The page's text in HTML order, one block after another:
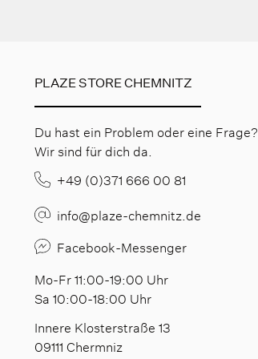
PLAZE STORE CHEMNITZ
Du hast ein Problem oder eine Frage?
Wir sind für dich da.
+49 (0)371 666 00 81
info@plaze-chemnitz.de
Facebook-Messenger
Mo-Fr 11:00-19:00 Uhr
Sa 10:00-18:00 Uhr
Innere Klosterstraße 13
09111 Chermniz